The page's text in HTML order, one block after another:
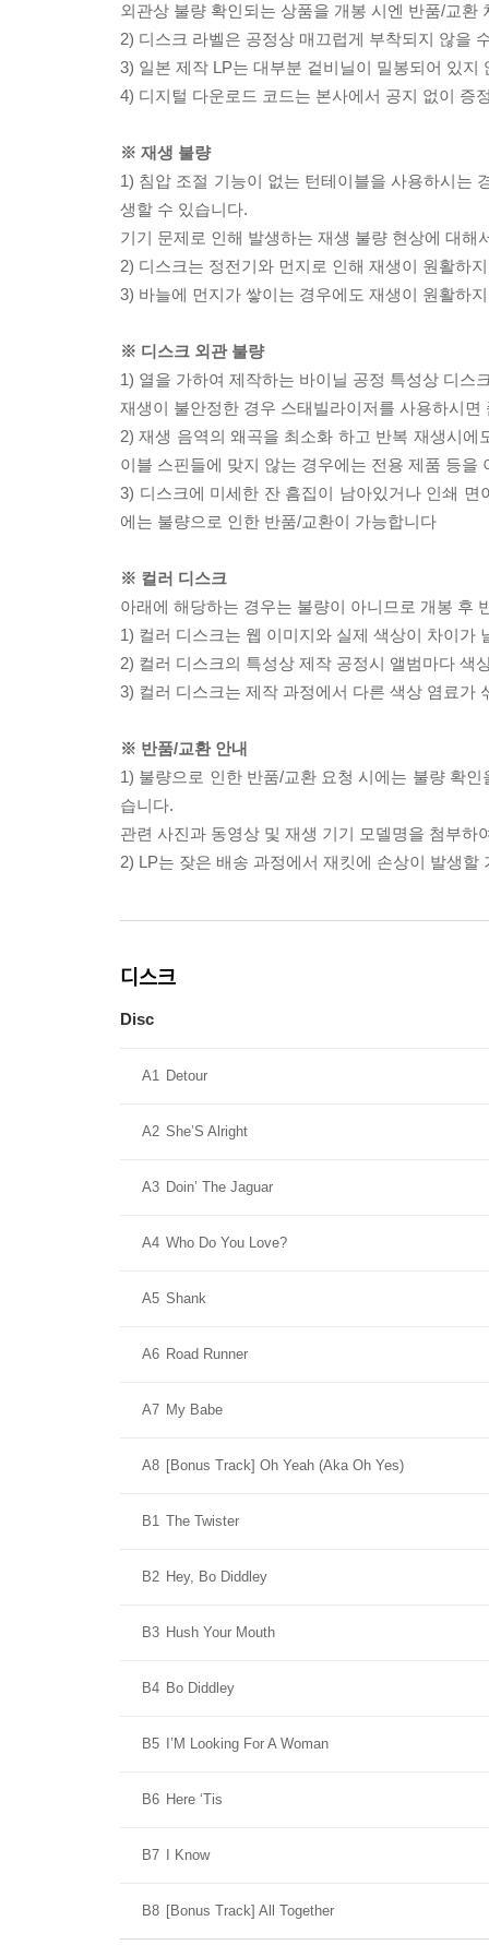
외관상 불량 확인되는 상품을 개봉 시엔 반품/교환
2) 디스크 라벨은 공정상 매끄럽게 부착되지 않을
3) 일본 제작 LP는 대부분 겉비닐이 밀봉되어 있지
4) 디지털 다운로드 코드는 본사에서 공지 없이 증
※ 재생 불량
1) 침압 조절 기능이 없는 턴테이블을 사용하시는
생할 수 있습니다.
기기 문제로 인해 발생하는 재생 불량 현상에 대
2) 디스크는 정전기와 먼지로 인해 재생이 원활하
3) 바늘에 먼지가 쌓이는 경우에도 재생이 원활하
※ 디스크 외관 불량
1) 열을 가하여 제작하는 바이닐 공정 특성상 디스
재생이 불안정한 경우 스태빌라이저를 사용하시
2) 재생 음역의 왜곡을 최소화 하고 반복 재생시
이블 스핀들에 맞지 않는 경우에는 전용 제품 등
3) 디스크에 미세한 잔 흠집이 남아있거나 인쇄
에는 불량으로 인한 반품/교환이 가능합니다
※ 컬러 디스크
아래에 해당하는 경우는 불량이 아니므로 개봉 후
1) 컬러 디스크는 웹 이미지와 실제 색상이 차이가
2) 컬러 디스크의 특성상 제작 공정시 앨범마다 색
3) 컬러 디스크는 제작 과정에서 다른 색상 염료가
※ 반품/교환 안내
1) 불량으로 인한 반품/교환 요청 시에는 불량 확
습니다.
관련 사진과 동영상 및 재생 기기 모델명을 첨부하
2) LP는 잦은 배송 과정에서 재킷에 손상이 발생
디스크
Disc
A1 Detour
A2 She’S Alright
A3 Doin’ The Jaguar
A4 Who Do You Love?
A5 Shank
A6 Road Runner
A7 My Babe
A8 [Bonus Track] Oh Yeah (Aka Oh Yes)
B1 The Twister
B2 Hey, Bo Diddley
B3 Hush Your Mouth
B4 Bo Diddley
B5 I’M Looking For A Woman
B6 Here ‘Tis
B7 I Know
B8 [Bonus Track] All Together